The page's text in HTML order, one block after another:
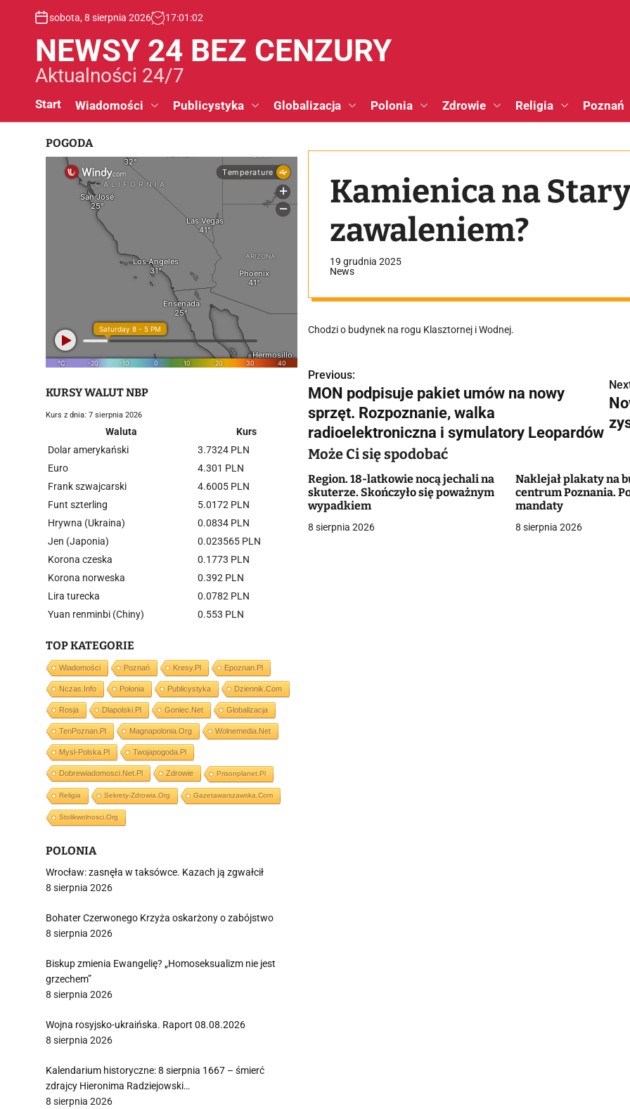
sobota, 8 sierpnia 2026 17:01 :02
NEWSY 24 BEZ CENZURY
Aktualności 24/7
Start Wiadomości Publicystyka Globalizacja Polonia Zdrowie Religia Poznań
Kamienica na
zawaleniem?
19 grudnia 2025
News
Chodzi o budynek na rogu Klasztornej i Wodnej.
N
a
w
i
g
a
Previous:
MON podpisuje pakiet umów na nowy
sprzęt. Rozpoznanie, walka
radioelektroniczna i symulatory Leopardów
Może Ci się spodobać
Region. 18-latkowie nocą jechali na
skuterze. Skończyło się poważnym
wypadkiem
8 sierpnia 2026
Naklejał plakaty na
centrum Poznania.
mandaty
8 sierpnia 2026
POGODA
KURSY WALUT NBP
Kurs z dnia: 7 sierpnia 2026
Waluta
Kurs
Dolar amerykański
3.7324 PLN
Euro
4.301 PLN
Frank szwajcarski
4.6005 PLN
Funt szterling
5.0172 PLN
Hrywna (Ukraina)
0.0834 PLN
Jen (Japonia)
0.023565 PLN
Korona czeska
0.1773 PLN
Korona norweska
0.392 PLN
Lira turecka
0.0782 PLN
Yuan renminbi (Chiny)
0.553 PLN
TOP KATEGORIE
Wiadomości Poznań Kresy.pl Epoznan.pl
Nczas.info Polonia Publicystyka Dziennik.com
Rosja Dlapolski.pl Goniec.net Globalizacja
TenPoznan.pl Magnapolonia.org Wolnemedia.net
Mysl-Polska.pl Twojapogoda.pl
Dobrewiadomosci.net.pl Zdrowie Prisonplanet.pl
Religia Sekrety-Zdrowia.org Gazetawarszawska.com
Stolikwolnosci.org
POLONIA
Wrocław: zasnęła w taksówce. Kazach ją zgwałcił
8 sierpnia 2026
Bohater Czerwonego Krzyża oskarżony o zabójstwo
8 sierpnia 2026
Biskup zmienia Ewangelię? „Homoseksualizm nie jest
grzechem”
8 sierpnia 2026
Wojna rosyjsko-ukraińska. Raport 08.08.2026
8 sierpnia 2026
Kalendarium historyczne: 8 sierpnia 1667 – śmierć
zdrajcy Hieronima Radziejowski…
8 sierpnia 2026